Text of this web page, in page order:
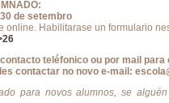
de setembro
online. Habilitarase un formulario
contacto teléfonico ou por mail
contactar no novo e-mail:
para novos alumnos, se